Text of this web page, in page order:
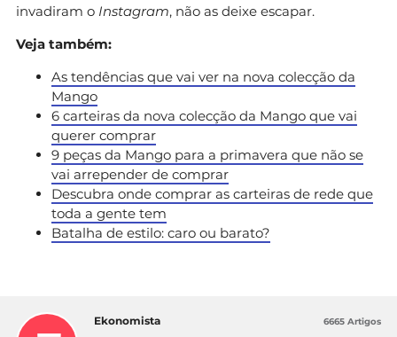
invadiram o Instagram, não as deixe escapar.
Veja também:
As tendências que vai ver na nova colecção da
Mango
6 carteiras da nova colecção da Mango que vai
querer comprar
9 peças da Mango para a primavera que não se
vai arrepender de comprar
Descubra onde comprar as carteiras de rede que
toda a gente tem
Batalha de estilo: caro ou barato?
Ekonomista 6665 Artigos